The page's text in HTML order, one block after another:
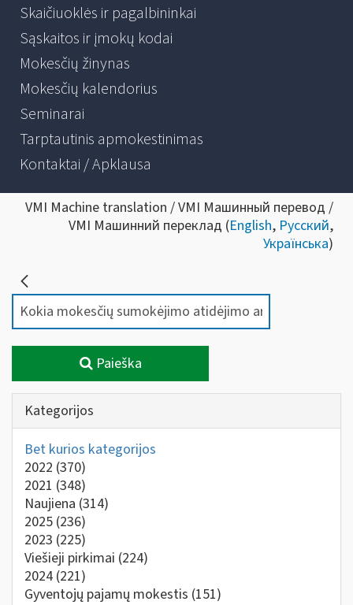
Skaičiuoklės ir pagalbininkai
Sąskaitos ir įmokų kodai
Mokesčių žinynas
Mokesčių kalendorius
Seminarai
Tarptautinis apmokestinimas
Kontaktai / Apklausa
VMI Machine translation / VMI Машинный перевод /
VMI Машинний переклад (English, Русский,
Українська)
Paieška
Kategorijos
Bet kurios kategorijos
2022 (370)
2021 (348)
Naujiena (314)
2025 (236)
2023 (225)
Viešieji pirkimai (224)
2024 (221)
Gyventojų pajamų mokestis (151)